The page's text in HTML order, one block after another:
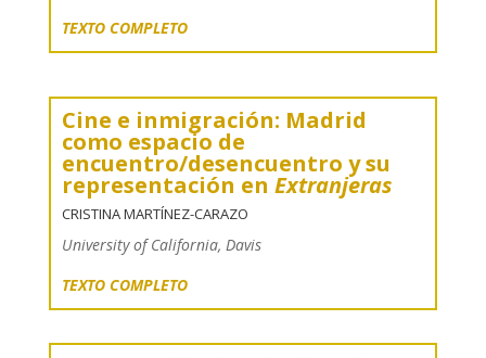
TEXTO COMPLETO
Cine e inmigración: Madrid
como espacio de
encuentro/desencuentro y su
representación en Extranjeras
CRISTINA MARTÍNEZ-CARAZO
University of California, Davis
TEXTO COMPLETO